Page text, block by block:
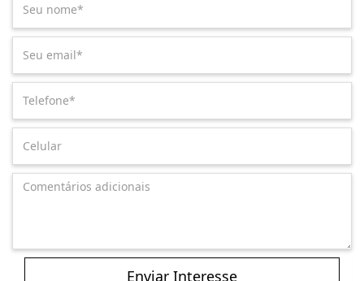
Enviar Interesse